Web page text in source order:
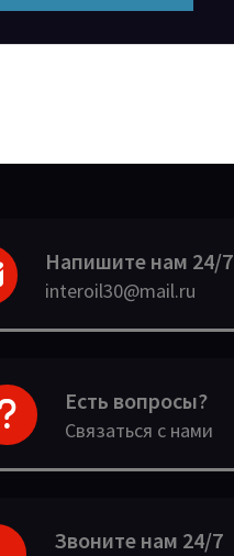
Напишите нам 24/7
interoil30@mail.ru
Есть вопросы?
Связаться с нами
Звоните нам 24/7